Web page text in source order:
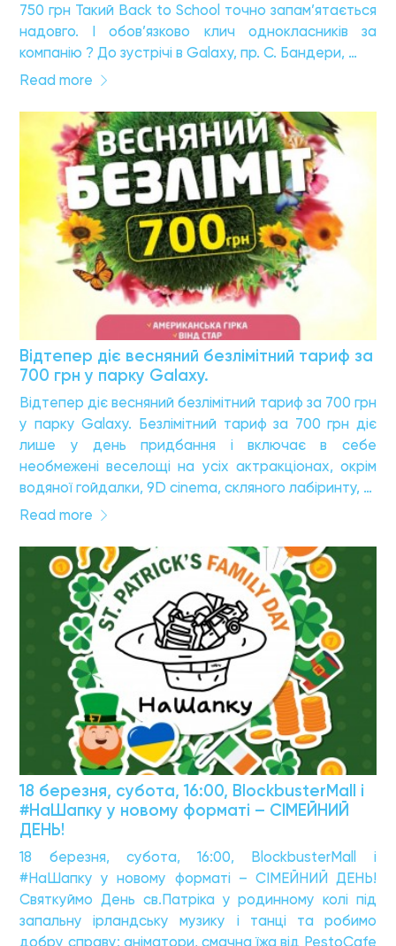
750 грн Такий Back to School точно запам’ятається
надовго. І обов’язково клич однокласників за
компанію ? До зустрічі в Galaxy, пр. С. Бандери, …
Read more
Відтепер діє весняний безлімітний тариф за
700 грн у парку Galaxy.
Відтепер діє весняний безлімітний тариф за 700 грн
у парку Galaxy. Безлімітний тариф за 700 грн діє
лише у день придбання і включає в себе
необмежені веселощі на усіх актракціонах, окрім
водяної гойдалки, 9D cinema, скляного лабіринту, …
Read more
18 березня, субота, 16:00, BlockbusterMall і
#НаШапку у новому форматі – СІМЕЙНИЙ
ДЕНЬ!
18 березня, субота, 16:00, BlockbusterMall і
#НаШапку у новому форматі – СІМЕЙНИЙ ДЕНЬ!
Святкуймо День св.Патріка у родинному колі під
запальну ірландську музику і танці та робимо
добру справу: аніматори, смачна їжа від PestoCafe